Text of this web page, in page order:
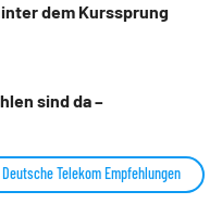
dem Kurssprung
sind da –
Telekom Empfehlungen